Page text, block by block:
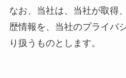
なお、当社は、当社が取得
歴情報を、当社のプライバ
り扱うものとします。